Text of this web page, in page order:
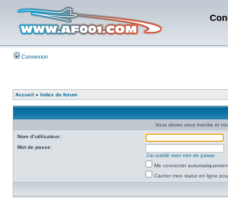
Connexion
Accueil » Index du forum
Vous devez vous inscrire et
Nom d’utilisateur:
Mot de passe:
J’ai oublié mon mot de passe
Me connecter
Cacher mon statut en ligne